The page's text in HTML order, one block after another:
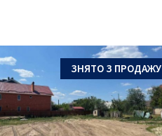
ЗНЯТО З ПРОДАЖУ